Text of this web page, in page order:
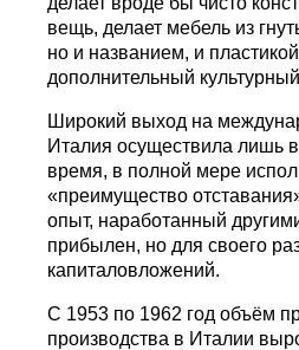
вещь, делает мебель из
но и названием, и
дополнительный
Широкий выход на
Италия осуществила лишь
время, в полной мере
«преимущество
опыт, наработанный
прибылен, но для своего
капиталовложений.
С 1953 по 1962 год объём
производства в Италии